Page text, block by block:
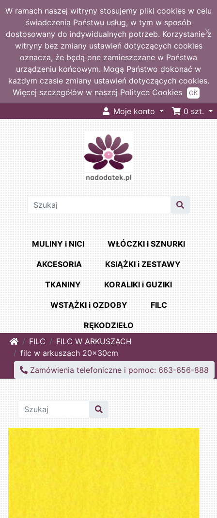
W ramach naszej witryny stosujemy pliki cookies w celu
świadczenia Państwu usług, w tym w sposób
dostosowany do indywidualnych potrzeb. Korzystanie z
witryny bez zmiany ustawień dotyczących cookies
oznacza, że będą one zamieszczane w Państwa
urządzeniu końcowym. Mogą Państwo dokonać w
każdym czasie zmiany ustawień dotyczących cookies.
Więcej szczegółów w naszej Polityce Cookies
X
OK
Moje konto 0 szt.
MULINY i NICI WŁÓCZKI i SZNURKI
AKCESORIA KSIĄŻKI i ZESTAWY
TKANINY KORALIKI i GUZIKI
WSTĄŻKI i OZDOBY FILC
RĘKODZIEŁO
Home
FILC
FILC W ARKUSZACH
filc w arkuszach 20x30cm
Zamówienia telefoniczne i pomoc: 663-656-888